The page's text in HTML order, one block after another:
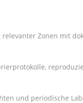
relevanter Zonen mit
und periodische